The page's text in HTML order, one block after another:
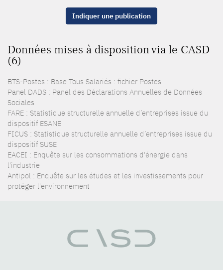
Indiquer une publication
Données mises à disposition via le CASD
(6)
BTS-Postes : Base Tous Salariés : fichier Postes
Panel DADS : Panel des Déclarations Annuelles de Données
Sociales
FARE : Statistique structurelle annuelle d’entreprises issue du
dispositif ESANE
FICUS : Statistique structurelle annuelle d’entreprises issue du
dispositif SUSE
EACEI : Enquête sur les consommations d'énergie dans
l'industrie
Antipol : Enquête sur les études et les investissements pour
protéger l'environnement